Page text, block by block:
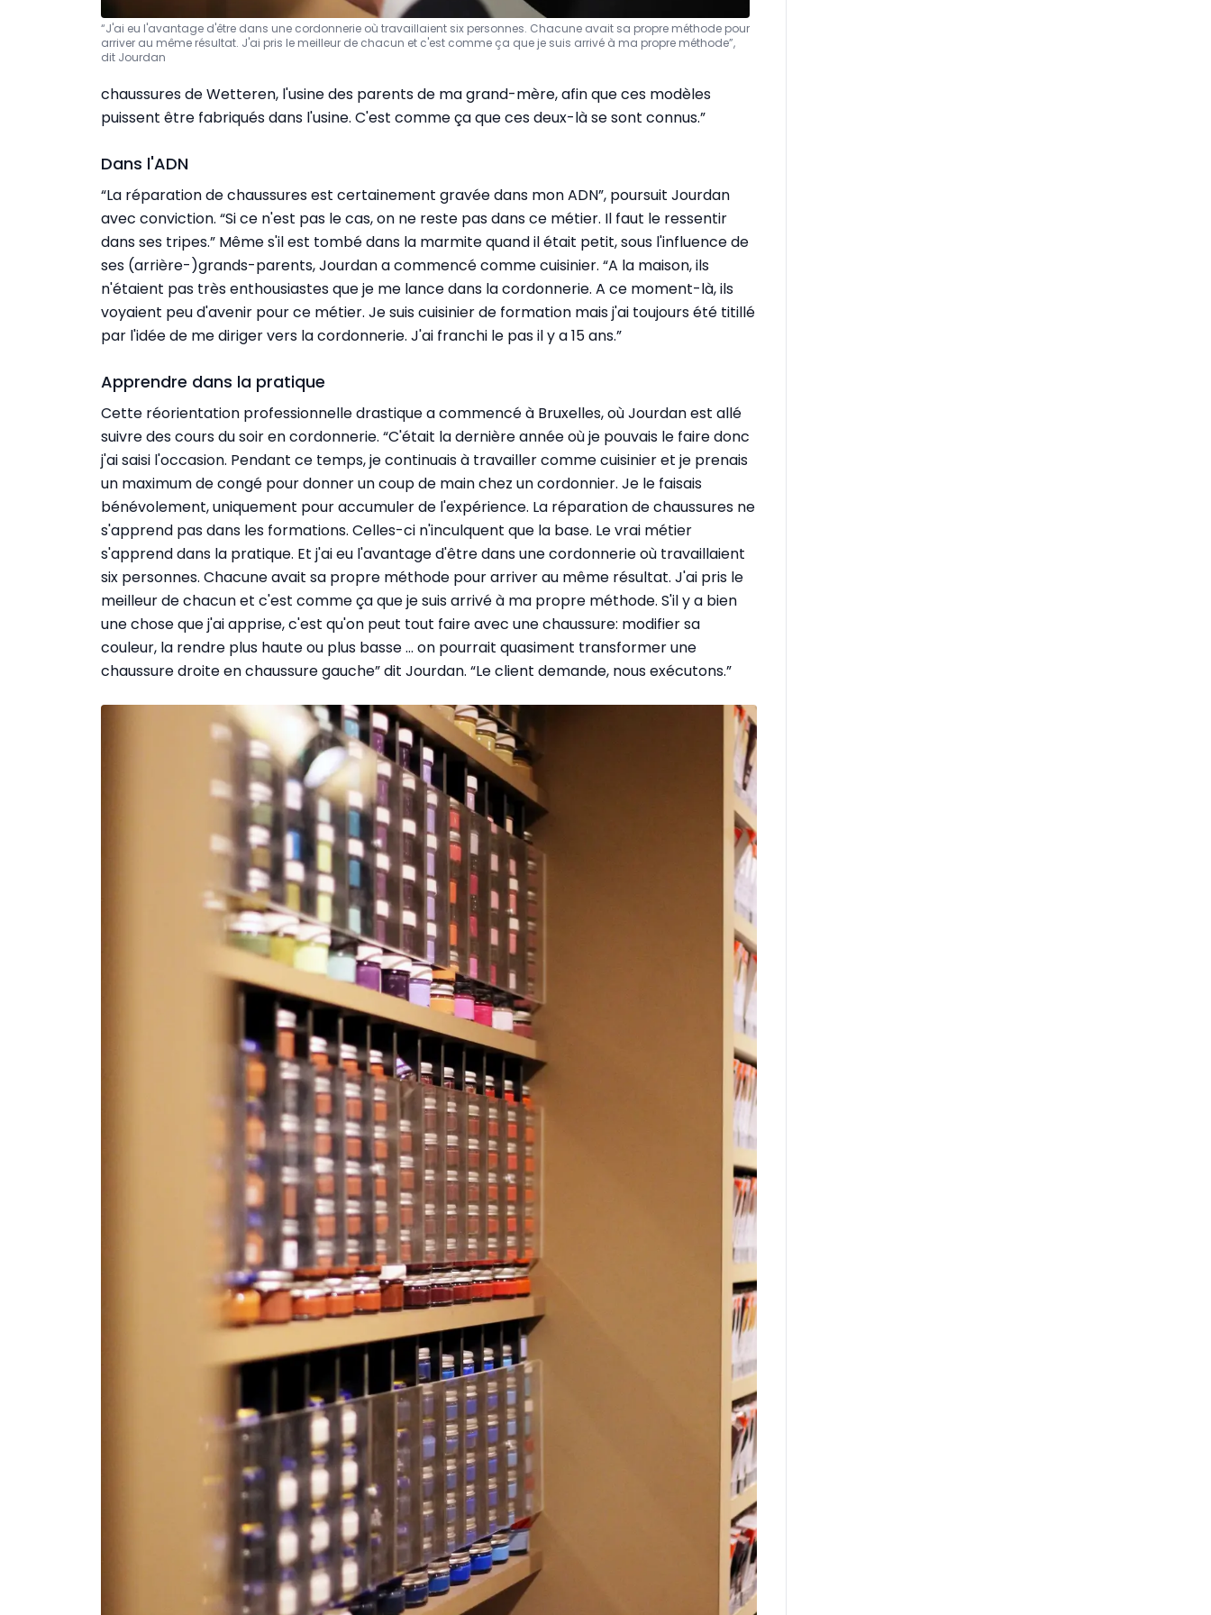
“J'ai eu l'avantage d'être dans une cordonnerie où travaillaient six personnes. Chacune avait sa propre méthode pour
arriver au même résultat. J'ai pris le meilleur de chacun et c'est comme ça que je suis arrivé à ma propre méthode”,
dit Jourdan
chaussures de Wetteren, l'usine des parents de ma grand-mère, afin que ces modèles
puissent être fabriqués dans l'usine. C'est comme ça que ces deux-là se sont connus.”
Dans l'ADN
“La réparation de chaussures est certainement gravée dans mon ADN”, poursuit Jourdan
avec conviction. “Si ce n'est pas le cas, on ne reste pas dans ce métier. Il faut le ressentir
dans ses tripes.” Même s'il est tombé dans la marmite quand il était petit, sous l'influence de
ses (arrière-)grands-parents, Jourdan a commencé comme cuisinier. “A la maison, ils
n'étaient pas très enthousiastes que je me lance dans la cordonnerie. A ce moment-là, ils
voyaient peu d'avenir pour ce métier. Je suis cuisinier de formation mais j'ai toujours été titillé
par l'idée de me diriger vers la cordonnerie. J'ai franchi le pas il y a 15 ans.”
Apprendre dans la pratique
Cette réorientation professionnelle drastique a commencé à Bruxelles, où Jourdan est allé
suivre des cours du soir en cordonnerie. “C'était la dernière année où je pouvais le faire donc
j'ai saisi l'occasion. Pendant ce temps, je continuais à travailler comme cuisinier et je prenais
un maximum de congé pour donner un coup de main chez un cordonnier. Je le faisais
bénévolement, uniquement pour accumuler de l'expérience. La réparation de chaussures ne
s'apprend pas dans les formations. Celles-ci n'inculquent que la base. Le vrai métier
s'apprend dans la pratique. Et j'ai eu l'avantage d'être dans une cordonnerie où travaillaient
six personnes. Chacune avait sa propre méthode pour arriver au même résultat. J'ai pris le
meilleur de chacun et c'est comme ça que je suis arrivé à ma propre méthode. S'il y a bien
une chose que j'ai apprise, c'est qu'on peut tout faire avec une chaussure: modifier sa
couleur, la rendre plus haute ou plus basse … on pourrait quasiment transformer une
chaussure droite en chaussure gauche” dit Jourdan. “Le client demande, nous exécutons.”